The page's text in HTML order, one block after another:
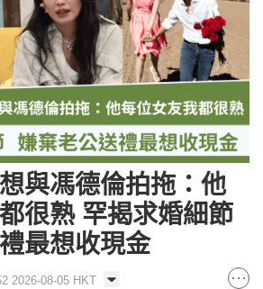
與馮德倫拍拖：他
很熟 罕揭求婚細節
最想收現金
2026-08-05 HKT